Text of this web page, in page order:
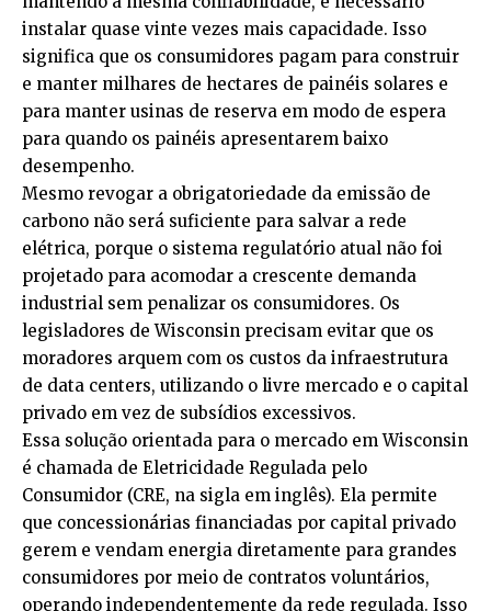
instalar quase vinte vezes mais capacidade. Isso
significa que os consumidores pagam para construir
e manter milhares de hectares de painéis solares e
para manter usinas de reserva em modo de espera
para quando os painéis apresentarem baixo
desempenho.
Mesmo revogar a obrigatoriedade da emissão de
carbono não será suficiente para salvar a rede
elétrica, porque o sistema regulatório atual não foi
projetado para acomodar a crescente demanda
industrial sem penalizar os consumidores. Os
legisladores de Wisconsin precisam evitar que os
moradores arquem com os custos da infraestrutura
de data centers, utilizando o livre mercado e o capital
privado em vez de subsídios excessivos.
Essa solução orientada para o mercado em Wisconsin
é chamada de Eletricidade Regulada pelo
Consumidor (CRE, na sigla em inglês). Ela permite
que concessionárias financiadas por capital privado
gerem e vendam energia diretamente para grandes
consumidores por meio de contratos voluntários,
operando independentemente da rede regulada. Isso